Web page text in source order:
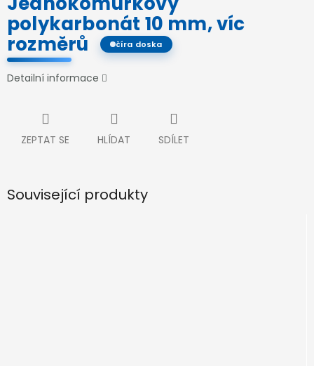
polykarbonát 10 mm, víc
rozměrů
číra doska
Detailní informace
ZEPTAT SE HLÍDAT SDÍLET
Související produkty